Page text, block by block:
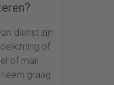
dienst zijn
of
of mail
graag